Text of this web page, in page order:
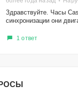
Здравствуйте. Часы
синхронизации они
1 ответ